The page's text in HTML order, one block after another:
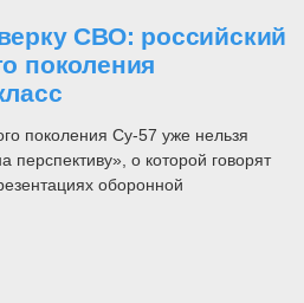
СВО: российский
поколения
поколения Су-57 уже нельзя
перспективу», о которой говорят
оборонной